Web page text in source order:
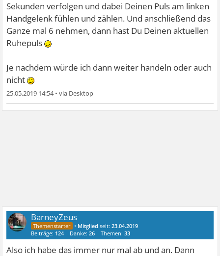
Sekunden verfolgen und dabei Deinen Puls am linken
Handgelenk fühlen und zählen. Und anschließend das
Ganze mal 6 nehmen, dann hast Du Deinen aktuellen
Ruhepuls
Je nachdem würde ich dann weiter handeln oder auch
nicht
25.05.2019 14:54•
BarneyZeus
• Mitglied seit:23.04.2019
Beiträge: 124 Danke:26 Themen:33
Also ich habe das immer nur mal ab und an. Dann